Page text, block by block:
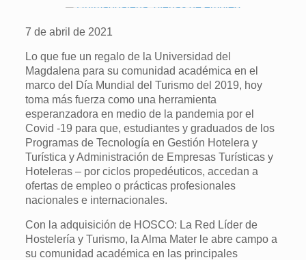
7 de abril de 2021
Lo que fue un regalo de la Universidad del
Magdalena para su comunidad académica en el
marco del Día Mundial del Turismo del 2019, hoy
toma más fuerza como una herramienta
esperanzadora en medio de la pandemia por el
Covid -19 para que, estudiantes y graduados de los
Programas de Tecnología en Gestión Hotelera y
Turística y Administración de Empresas Turísticas y
Hoteleras – por ciclos propedéuticos, accedan a
ofertas de empleo o prácticas profesionales
nacionales e internacionales.
Con la adquisición de HOSCO: La Red Líder de
Hostelería y Turismo, la Alma Mater le abre campo a
su comunidad académica en las principales